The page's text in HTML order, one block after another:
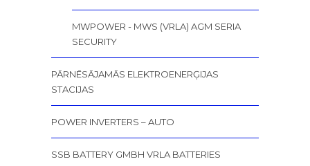
MWPOWER - MWS (VRLA) AGM SERIA
SECURITY
PĀRNĒSĀJAMĀS ELEKTROENERĢIJAS
STACIJAS
POWER INVERTERS – AUTO
SSB BATTERY GMBH VRLA BATTERIES